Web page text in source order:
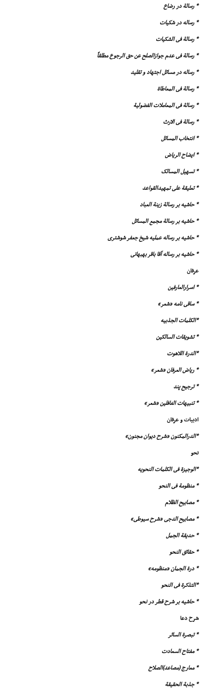
* رسالة در رضاع
* رساله در شکیات
* رسالة فى الشکیات
* رسالة فى عدم جوازالصلح عن حق الرجوع مطلقاً
* رساله در مسائل اجتهاد و تقلید
* رسالة فى المعاطاة
* رسالة فى المعاملات الفضولیة
* رسالة فى الارث
* انتخاب المسائل
* ایضاح الریاض
* تسهیل المسالک
* تعلیقة على تمهیدالقواعد
* حاشیه بر رسالة زینة العباد
* حاشیه بر رسالة مجمع المسائل
* حاشیه بر رساله عملیه شیخ جعفر شوشترى
* حاشیه بر رساله آقا باقر بهبهانى
عرفان
* اسرارالعارفین
* ساقى نامه «شعر»
*الکلمات الجذبیه
* تشویقات السالکین
*الدرة اللاهوت
* ریاض العرفان «شعر»
* ترجیح پند
* تنبیهات الغافلین «شعر»
ادبیات و عرفان
*الدرالمکنون «شرح دیوان مجنون»
نحو
*الوجیزة فى الکلمات النحویه
* منظومة فى النحو
* مصابیح الظلام
* مصابیح الدجى «شرح سیوطى»
* حدیقة الجمل
* حقائق النحو
* درة الجمان «منظومه»
*التذکرة فى النحو
* حاشیه بر شرح قطر در نحو
شرح دعا
* تبصرة السائر
* مفتاح السعادت
* معارج (مصاعد)الصلاح
* جذبة الحقیقة